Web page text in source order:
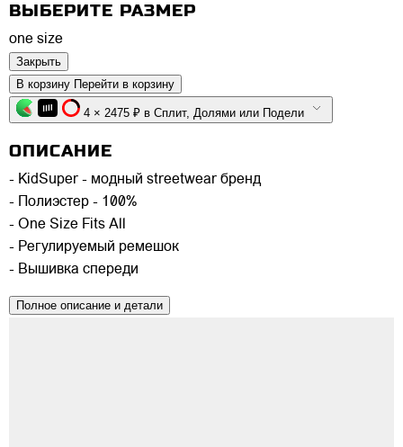
ВЫБЕРИТЕ РАЗМЕР
one size
Закрыть
В корзину Перейти в корзину
4 × 2475 ₽ в Сплит, Долями или Подели
ОПИСАНИЕ
- KidSuper - модный streetwear бренд
- Полиэстер - 100%
- One Size Fits All
- Регулируемый ремешок
- Вышивка спереди
Полное описание и детали